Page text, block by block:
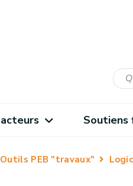
Soutiens
Outils PEB "travaux"